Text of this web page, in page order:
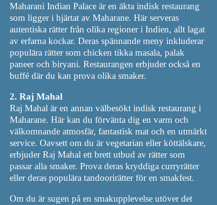
Maharani Indian Palace är en äkta indisk restaurang
som ligger i hjärtat av Maharane. Här serveras
autentiska rätter från olika regioner i Indien, allt lagat
av erfarna kockar. Deras spännande meny inkluderar
populära rätter som chicken tikka masala, palak
paneer och biryani. Restaurangen erbjuder också en
buffé där du kan prova olika smaker.
2. Raj Mahal
Raj Mahal är en annan välbesökt indisk restaurang i
Maharane. Här kan du förvänta dig en varm och
välkomnande atmosfär, fantastisk mat och en utmärkt
service. Oavsett om du är vegetarian eller köttälskare,
erbjuder Raj Mahal ett brett utbud av rätter som
passar alla smaker. Prova deras kryddiga curryrätter
eller deras populära tandoorirätter för en smakfest.
Om du är sugen på en smakupplevelse utöver det